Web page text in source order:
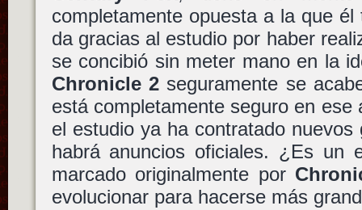
completamente opuesta a la que
da gracias al estudio por haber
se concibió sin meter mano en la
Chronicle 2seguramente se
está completamente seguro en ese
el estudio ya ha contratado
habrá anuncios oficiales. ¿Es un
marcado originalmente por
evolucionar para hacerse más